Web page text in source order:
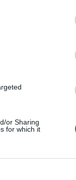
or Sharing
for which it